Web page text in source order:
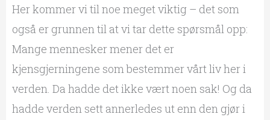
Her kommer vi til noe meget viktig – det som
også er grunnen til at vi tar dette spørsmål opp:
Mange mennesker mener det er
kjensgjerningene som bestemmer vårt liv her i
verden. Da hadde det ikke vært noen sak! Og da
hadde verden sett annerledes ut enn den gjør i